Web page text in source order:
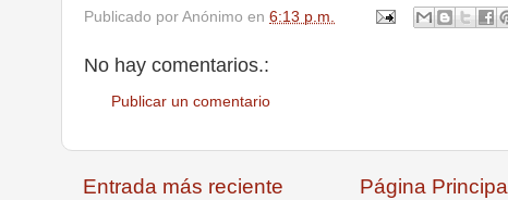
Publicado por Anónimo en 6:13 p.m.
No hay comentarios.:
Publicar un comentario
Entrada más reciente Página Principal